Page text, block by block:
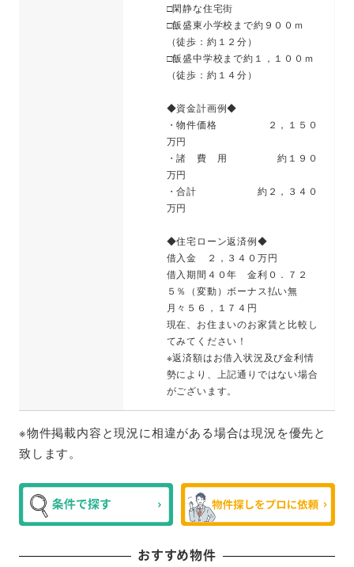
□閑静な住宅街
□飯盛東小学校まで約９００ｍ
（徒歩：約１２分）
□飯盛中学校まで約１，１００ｍ
（徒歩：約１４分）
◆資金計画例◆
・物件価格 ２，１５０
万円
・諸 費 用 約１９０
万円
・合計 約２，３４０
万円
◆住宅ローン返済例◆
借入金 ２，３４０万円
借入期間４０年 金利０．７２
５％（変動）ボーナス払い無
月々５６，１７４円
現在、お住まいのお家賃と比較し
てみてください！
※返済額はお借入状況及び金利情
勢により、上記通りではない場合
がございます。
※物件掲載内容と現況に相違がある場合は現況を優先と
致します。
おすすめ物件